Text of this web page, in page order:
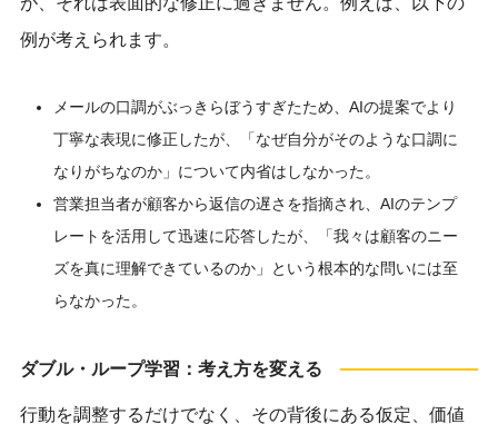
例が考えられます。
メールの口調がぶっきらぼうすぎたため、AIの提案でより
丁寧な表現に修正したが、「なぜ自分がそのような口調に
なりがちなのか」について内省はしなかった。
営業担当者が顧客から返信の遅さを指摘され、AIのテンプ
レートを活用して迅速に応答したが、「我々は顧客のニー
ズを真に理解できているのか」という根本的な問いには至
らなかった。
ダブル・ループ学習：考え方を変える
行動を調整するだけでなく、その背後にある仮定、価値